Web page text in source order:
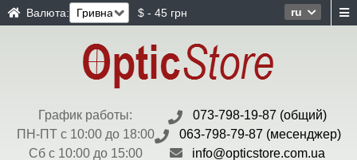
ru
Валюта: $ - 45 грн
График работы:
ПН-ПТ с 10:00 до 18:00
Сб с 10:00 до 15:00
073-798-19-87 (общий)
063-798-79-87 (месенджер)
info@opticstore.com.ua